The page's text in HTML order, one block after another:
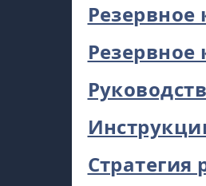
Резервное
Стратегия